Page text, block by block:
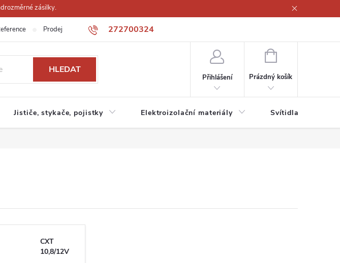
zásilky.
272700324
Prodejna Obchodní podmínky
HLEDAT
Přihlášení
NÁKUPNÍ
Prázdný košík
Jističe, stykače, pojistky Elektroizolační materiály Svítidla a zdroje
CXT
10,8/12V